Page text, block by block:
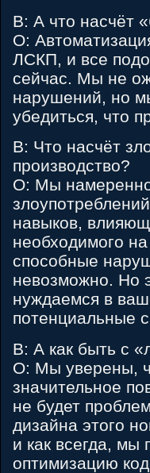
В: А что насчёт
О:
ЛСКП, и все
сейчас. Мы не
нарушений, но
убедиться, что
В: Что насчёт
производство?
О: Мы намеренно
навыков,
необходимого
способные
невозможно. Но
нуждаемся в
потенциальные
В: А как быть с
О: Мы уверены,
значительное
не будет
дизайна этого
и как всегда, мы
оптимизацию